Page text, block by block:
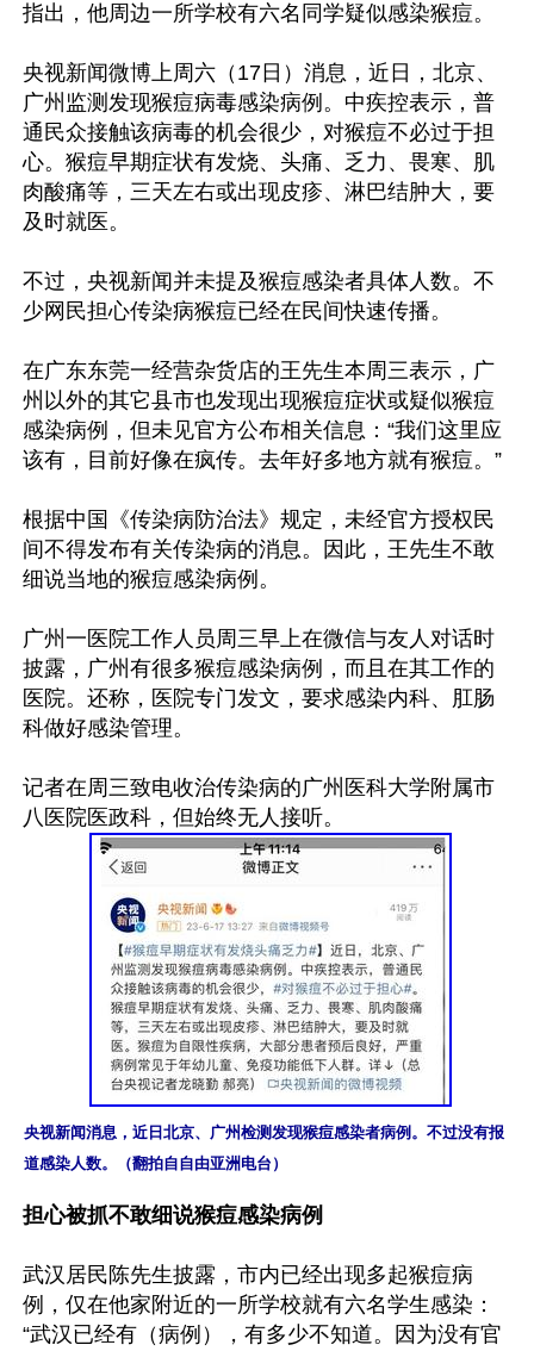
指出，他周边一所学校有六名同学疑似感染猴痘。
央视新闻微博上周六（17日）消息，近日，北京、
广州监测发现猴痘病毒感染病例。中疾控表示，普
通民众接触该病毒的机会很少，对猴痘不必过于担
心。猴痘早期症状有发烧、头痛、乏力、畏寒、肌
肉酸痛等，三天左右或出现皮疹、淋巴结肿大，要
及时就医。
不过，央视新闻并未提及猴痘感染者具体人数。不
少网民担心传染病猴痘已经在民间快速传播。
在广东东莞一经营杂货店的王先生本周三表示，广
州以外的其它县市也发现出现猴痘症状或疑似猴痘
感染病例，但未见官方公布相关信息：“我们这里应
该有，目前好像在疯传。去年好多地方就有猴痘。”
根据中国《传染病防治法》规定，未经官方授权民
间不得发布有关传染病的消息。因此，王先生不敢
细说当地的猴痘感染病例。
广州一医院工作人员周三早上在微信与友人对话时
披露，广州有很多猴痘感染病例，而且在其工作的
医院。还称，医院专门发文，要求感染内科、肛肠
科做好感染管理。
记者在周三致电收治传染病的广州医科大学附属市
央视新闻消息，近日北京、广州检测发现猴痘感染者病例。不过没有报
道感染人数。（翻拍自自由亚洲电台）
担心被抓不敢细说猴痘感染病例
武汉居民陈先生披露，市内已经出现多起猴痘病
例，仅在他家附近的一所学校就有六名学生感染：
“武汉已经有（病例），有多少不知道。因为没有官